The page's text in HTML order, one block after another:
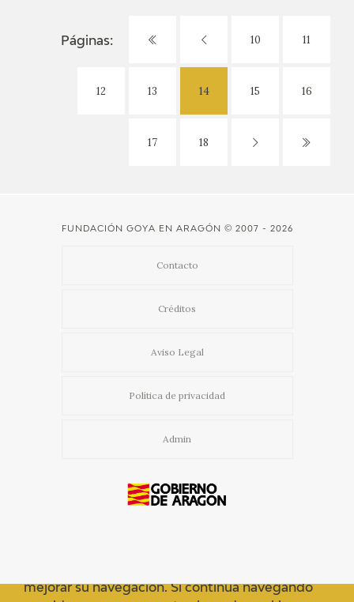
Páginas: 10 11
12 13 14 15 16
17 18
FUNDACIÓN GOYA EN ARAGÓN © 2007 - 2026
Contacto
Créditos
Aviso Legal
Política de privacidad
Admin
mejorar su navegación. Si continua navegando